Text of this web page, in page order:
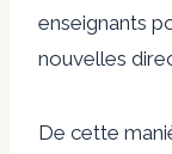
enseignants
nouvelles
De cette